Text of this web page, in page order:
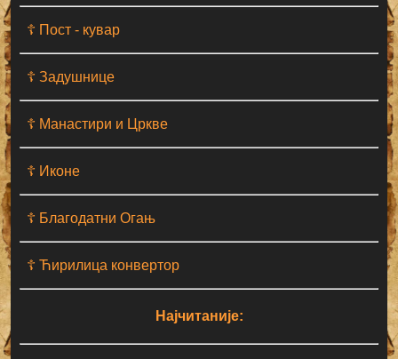
☦ Пост - кувар
☦ Задушнице
☦ Манастири и Цркве
☦ Иконе
☦ Благодатни Огањ
☦ Ћирилица конвертор
Најчитаније: